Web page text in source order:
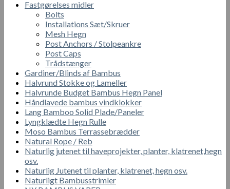
Fastgørelses midler
Bolts
Installations Sæt/Skruer
Mesh Hegn
Post Anchors / Stolpeankre
Post Caps
Trådstænger
Gardiner/Blinds af Bambus
Halvrund Stokke og Lameller
Halvrunde Budget Bambus Hegn Panel
Håndlavede bambus vindklokker
Lang Bamboo Solid Plade/Paneler
Lyngklædte Hegn Rulle
Moso Bambus Terrassebrædder
Natural Rope / Reb
Naturlig jutenet til haveprojekter, planter, klatrenet,hegn
osv.
Naturlig Jutenet til planter, klatrenet, hegn osv.
Naturligt Bambusstrimler